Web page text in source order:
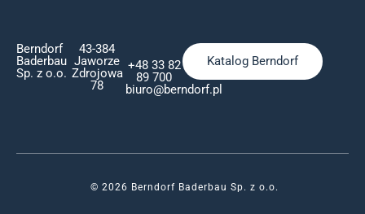
Berndorf
Baderbau
Sp. z o.o.
43-384
Jaworze
Zdrojowa
78
+48 33 82
89 700
biuro@berndorf.pl
Katalog Berndorf
© 2026 Berndorf Baderbau Sp. z o.o.